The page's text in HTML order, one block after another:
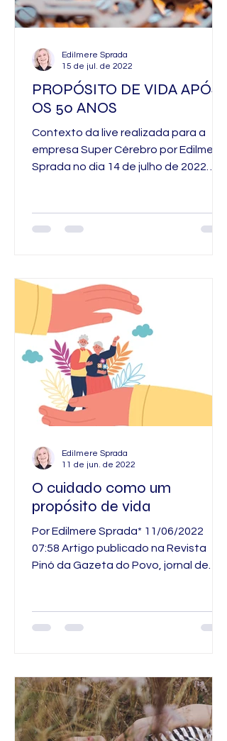
PROPÓSITO DE VIDA APÓS
OS 50 ANOS
Contexto da live realizada para a
empresa Super Cérebro por Edilmere
Sprada no dia 14 de julho de 2022
Edilmere Sprada
15 de jul. de 2022
O cuidado como um
propósito de vida
Por Edilmere Sprada* 11/06/2022
07:58 Artigo publicado na Revista
Pinó da Gazeta do Povo, jornal de
Edilmere Sprada
11 de jun. de 2022